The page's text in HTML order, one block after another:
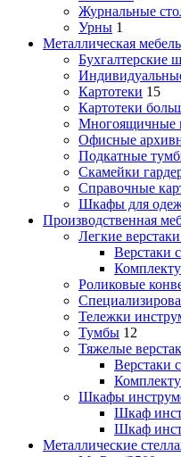
Журнальные
Урны 1
Металлическая мебель
Бухгалтерские
Картотеки 15
Картотеки
Многоящичные
Офисные
Подкатные
Скамейки
Справочные
Шкафы для
Производственная
Легкие
Верстаки
Роликовые
Тележки
Тумбы 12
Тяжелые
Верстаки
Шкафы
Шкаф
Шкаф
Металлические